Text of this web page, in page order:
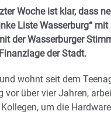
Woche ist klar, dass
Liste Wasserburg“
der Wasserburger
der Stadt.
wohnt seit dem
über vier Jahren,
um die